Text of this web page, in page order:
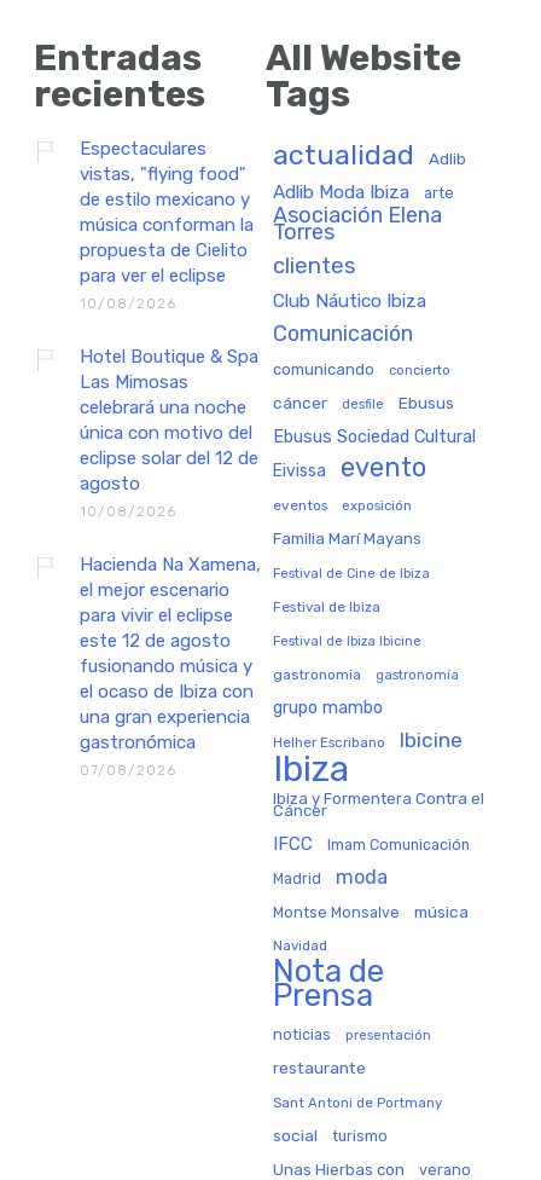
Entradas
recientes
Espectaculares
vistas, "flying food"
de estilo mexicano y
música conforman la
propuesta de Cielito
para ver el eclipse
10/08/2026
Hotel Boutique & Spa
Las Mimosas
celebrará una noche
única con motivo del
eclipse solar del 12 de
agosto
10/08/2026
Hacienda Na Xamena,
el mejor escenario
para vivir el eclipse
este 12 de agosto
fusionando música y
el ocaso de Ibiza con
una gran experiencia
gastronómica
07/08/2026
All Website
Tags
actualidad Adlib
Adlib Moda Ibiza arte
Asociación Elena
Torres
clientes
Club Náutico Ibiza
Comunicación
comunicando concierto
cáncer desfile Ebusus
Ebusus Sociedad Cultural
Eivissa evento
eventos exposición
Familia Marí Mayans
Festival de Cine de Ibiza
Festival de Ibiza
Festival de Ibiza Ibicine
gastronomia gastronomía
grupo mambo
Helher Escribano Ibicine
Ibiza
Ibiza y Formentera Contra el
Cáncer
IFCC Imam Comunicación
Madrid moda
Montse Monsalve música
Navidad
Nota de
Prensa
noticias presentación
restaurante
Sant Antoni de Portmany
social turismo
Unas Hierbas con verano